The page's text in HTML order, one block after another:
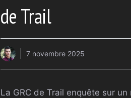
de Trail
7 novembre 2025
La GRC de Trail enquête sur